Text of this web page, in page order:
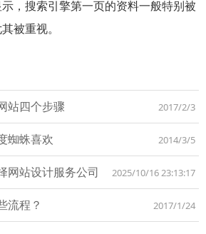
，搜索引擎第一页的资料一般特别被
被重视。
站四个步骤 2017/2/3
蜘蛛喜欢 2014/3/5
网站设计服务公司 2025/10/16 23:13:17
流程？ 2017/1/24